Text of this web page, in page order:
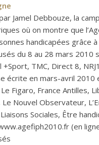
Jamel Debbouze, la
où on montre que
handicapées grâce
du 8 au 28 mars 2010
+Sport, TMC, Direct 8,
écrite en mars-avril 2010
Figaro, France Antilles,
Le Nouvel Observateur,
Sociales, Être
(en